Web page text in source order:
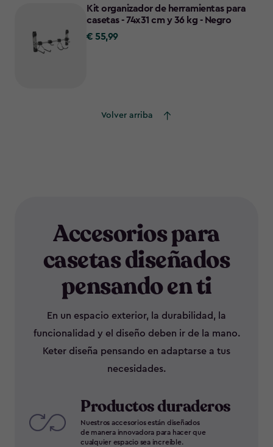
Kit organizador de herramientas para
casetas - 74x31 cm y 36 kg - Negro
€
€ 55,99
Volver arriba
Accesorios para
casetas diseñados
pensando en ti
En un espacio exterior, la durabilidad, la
funcionalidad y el diseño deben ir de la mano.
Keter diseña pensando en adaptarse a tus
necesidades.
Productos duraderos
Nuestros accesorios están diseñados
de manera innovadora para hacer que
cualquier espacio sea increíble.